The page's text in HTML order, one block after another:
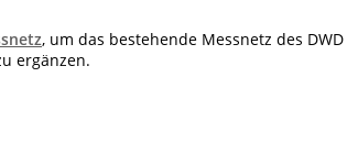
, um das bestehende Messnetz des DWD
ergänzen.